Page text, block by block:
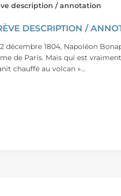
description / annotation
DESCRIPTION /
décembre 1804, Napoléon
de Paris. Mais qui est
chauffé au volcan »...